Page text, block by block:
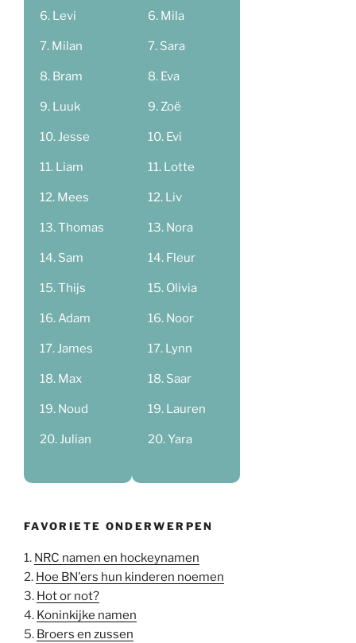
Levi
Milan
Bram
Luuk
Jesse
Liam
Mees
Thomas
Sam
Thijs
Adam
James
Max
Noud
Julian
Mila
Sara
Eva
Zoë
Evi
Lotte
Liv
Nora
Fleur
Olivia
Noor
Lynn
Saar
Lauren
Yara
FAVORIETE ONDERWERPEN
1. NRC namen en hockeynamen
2. Hoe BN'ers hun kinderen noemen
3. Hot or not?
4. Koninkijke namen
5. Broers en zussen